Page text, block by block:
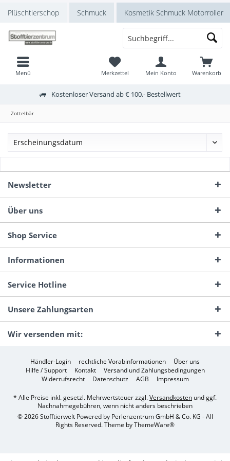
Plüschtierschop Schmuck Kosmetik Schmuck Motorroller
Menü Warenkorb
Merkzettel Mein Konto
Kostenloser Versand ab € 100,- Bestellwert
Zottelbär
Newsletter
Über uns
Shop Service
Informationen
Service Hotline
Unsere Zahlungsarten
Wir versenden mit:
Händler-Login rechtliche Vorabinformationen
Über uns
Hilfe / Support
Kontakt
Versand und Zahlungsbedingungen
Widerrufsrecht
Datenschutz AGB Impressum
* Alle Preise inkl. gesetzl. Mehrwertsteuer zzgl.Versandkosten und ggf.
Nachnahmegebühren, wenn nicht anders beschrieben
© 2026 Stofftierwelt Powered by Perlenzentrum GmbH & Co. KG - All
Rights Reserved. Theme byThemeWare®